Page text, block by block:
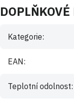
Kategorie:
EAN:
Teplotní odolnost: